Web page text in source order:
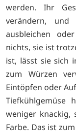
werden. Ihr
verändern,
ausbleichen
nichts, sie ist
ist, lässt sie sich
zum Würzen
Eintöpfen oder
Tiefkühlgemüse
weniger
Farbe. Das ist